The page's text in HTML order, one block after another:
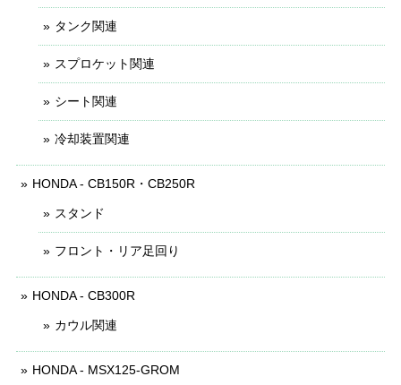
タンク関連
スプロケット関連
シート関連
冷却装置関連
HONDA - CB150R・CB250R
スタンド
フロント・リア足回り
HONDA - CB300R
カウル関連
HONDA - MSX125-GROM